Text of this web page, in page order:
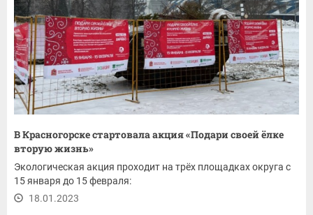
В Красногорске стартовала акция «Подари своей ёлке
вторую жизнь»
Экологическая акция проходит на трёх площадках округа с
15 января до 15 февраля:
18.01.2023